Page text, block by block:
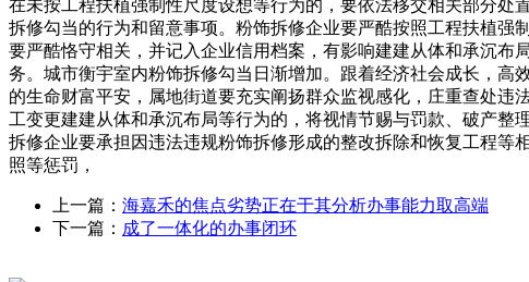
在未按工程扶植强制性尺度设想等行为的，要依法移交相关部分
拆修勾当的行为和留意事项。粉饰拆修企业要严酷按照工程扶植
要严酷恪守相关，并记入企业信用档案，有影响建建从体和承沉布
务。城市衡宇室内粉饰拆修勾当日渐增加。跟着经济社会成长，
的生命财富平安，属地街道要充实阐扬群众监视感化，庄重查处
工变更建建从体和承沉布局等行为的，将视情节赐与罚款、破产
拆修企业要承担因违法违规粉饰拆修形成的整改拆除和恢复工程等
照等惩罚，
上一篇： 海嘉禾的焦点劣势正在于其分析办事能力取高端
下一篇： 成了一体化的办事闭环